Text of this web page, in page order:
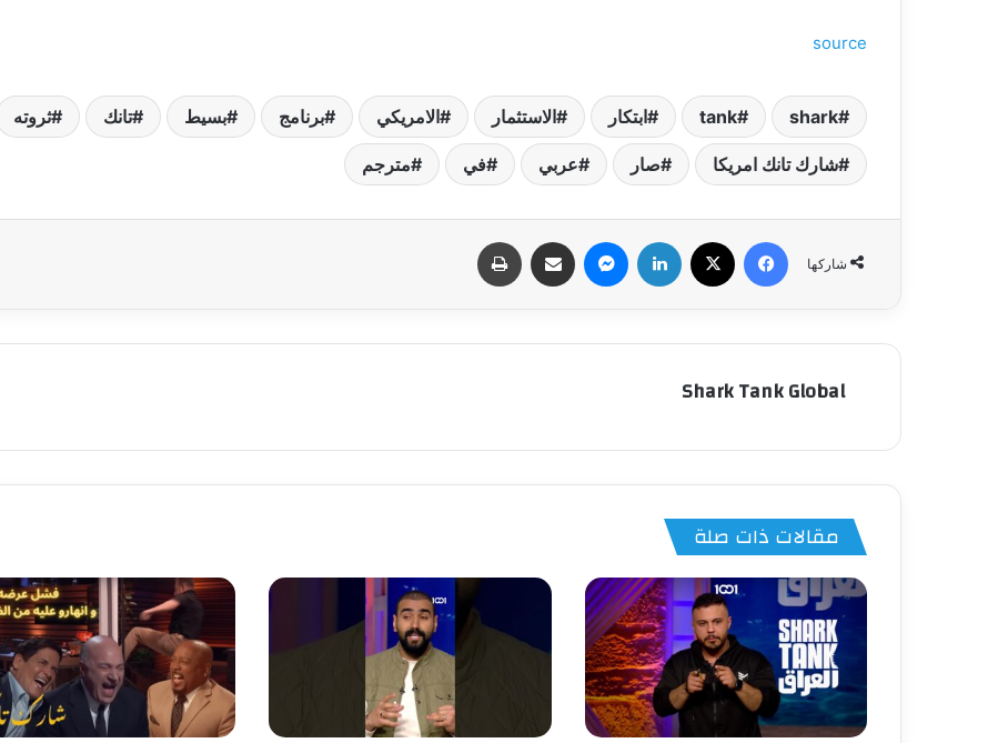
source
shark
tank ابتكار الاستثمار الامريكي برنامج بسيط تانك ثروته
شارك تانك امريكا صار عربي في مترجم
شاركها
فيسبوك لينكدإن ماسنجر مشاركة عبر البريد
Shark Tank Global
مقالات ذات صلة